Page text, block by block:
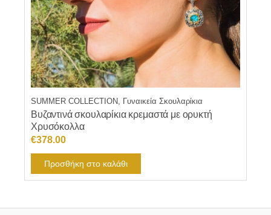
SUMMER COLLECTION, Γυναικεία Σκουλαρίκια
Βυζαντινά σκουλαρίκια κρεμαστά με ορυκτή
Χρυσόκολλα
€378.00
Προσθήκη στο καλάθι